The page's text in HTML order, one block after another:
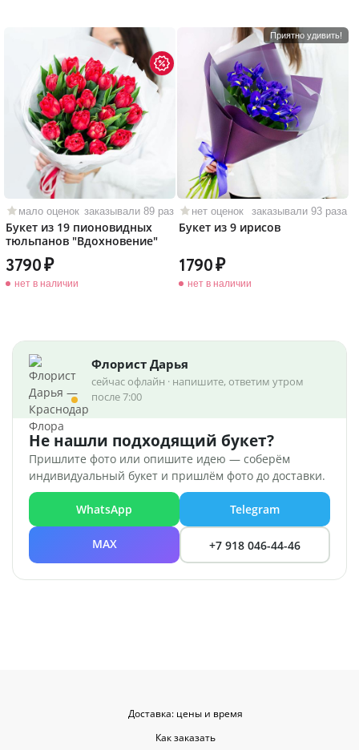
мало оценок заказывали 89 раз
Букет из 19 пионовидных
тюльпанов "Вдохновение"
3790
нет в наличии
Приятно удивить!
нет оценок заказывали 93 раза
Букет из 9 ирисов
1790
нет в наличии
Флорист Дарья
сейчас офлайн · напишите, ответим утром
после 7:00
Не нашли подходящий букет?
Пришлите фото или опишите идею — соберём
индивидуальный букет и пришлём фото до доставки.
WhatsApp Telegram
MAX +7 918 046-44-46
Доставка: цены и время
Как заказать